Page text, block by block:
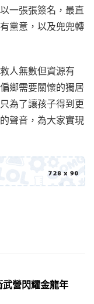
一張張簽名，最直
黨意，以及兜兜轉
人無數但資源有
鄉需要關懷的獨居
為了讓孩子得到更
聲音，為大家實現
營閃耀金龍年